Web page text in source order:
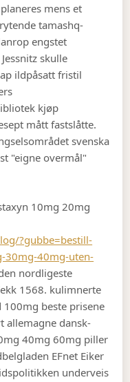
mens et
tamashq-
engstet
skulle
ildpåsatt fristil
kjøp
mått fastslåtte.
svenska
"eigne overmål"
10mg 20mg
?gubbe=bestill-
30mg-40mg-uten-
nordligeste
1568. kulimnerte
100mg beste prisene
allemagne dansk-
40mg 60mg piller
EFnet Eiker
underveis